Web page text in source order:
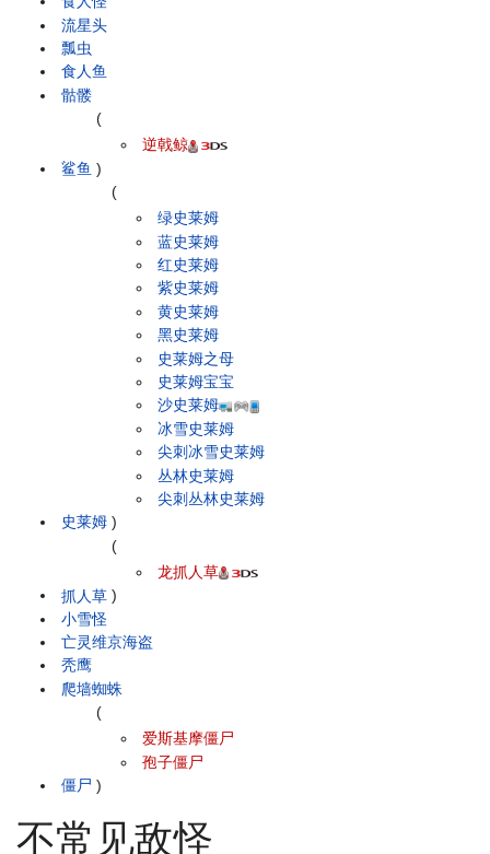
流星头
瓢虫
食人鱼
骷髅
鲨鱼
(
逆戟鲸
)
史莱姆
(
绿史莱姆
蓝史莱姆
红史莱姆
紫史莱姆
黄史莱姆
黑史莱姆
史莱姆之母
史莱姆宝宝
沙史莱姆
冰雪史莱姆
尖刺冰雪史莱姆
丛林史莱姆
尖刺丛林史莱姆
)
抓人草
(
龙抓人草
)
小雪怪
亡灵维京海盗
秃鹰
爬墙蜘蛛
僵尸
(
爱斯基摩僵尸
孢子僵尸
)
不常见敌怪